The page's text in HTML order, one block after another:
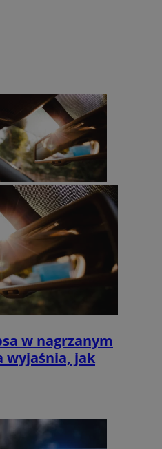
w nagrzanym
wyjaśnia, jak